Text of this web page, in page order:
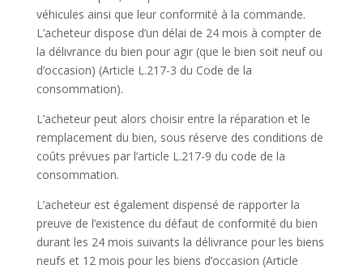
véhicules ainsi que leur conformité à la commande.
L’acheteur dispose d’un délai de 24 mois à compter de
la délivrance du bien pour agir (que le bien soit neuf ou
d’occasion) (Article L.217-3 du Code de la
consommation).
L’acheteur peut alors choisir entre la réparation et le
remplacement du bien, sous réserve des conditions de
coûts prévues par l’article L.217-9 du code de la
consommation.
L’acheteur est également dispensé de rapporter la
preuve de l’existence du défaut de conformité du bien
durant les 24 mois suivants la délivrance pour les biens
neufs et 12 mois pour les biens d’occasion (Article